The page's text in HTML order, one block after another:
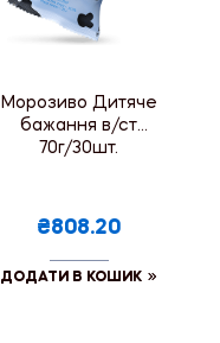
Морозиво Дитяче
бажання в/ст
70г/30шт.
₴808.20
ДОДАТИ В КОШИК